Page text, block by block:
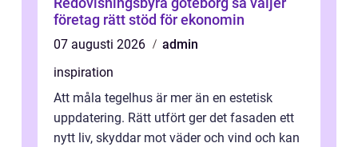
företag rätt stöd för ekonomin
07 augusti 2026
admin
inspiration
Att måla tegelhus är mer än en estetisk
uppdatering. Rätt utfört ger det fasaden ett
nytt liv, skyddar mot väder och vind och kan